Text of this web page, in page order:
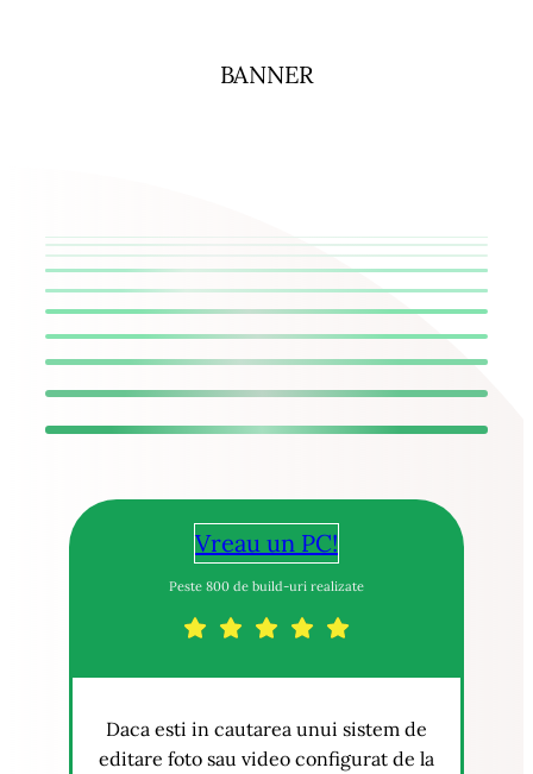
BANNER
Vreau un PC!
Peste 800 de build-uri realizate
Daca esti in cautarea unui sistem de
editare foto sau video configurat de la